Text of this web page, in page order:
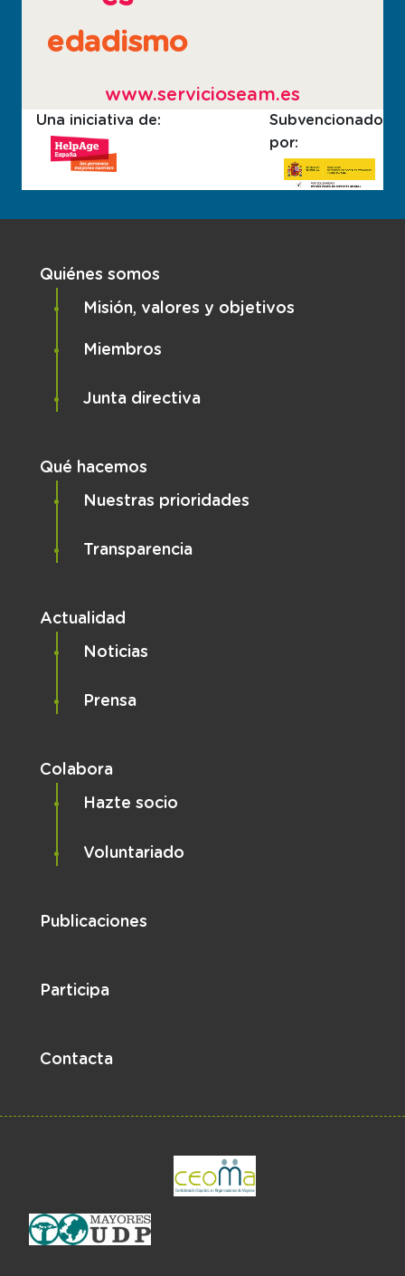
edadismo
www.servicioseam.es
Una iniciativa de:
Subvencionado
por:
Navegación principal
Quiénes somos
Misión, valores y objetivos
Miembros
Junta directiva
Qué hacemos
Nuestras prioridades
Transparencia
Actualidad
Noticias
Prensa
Colabora
Hazte socio
Voluntariado
Publicaciones
Participa
Contacta